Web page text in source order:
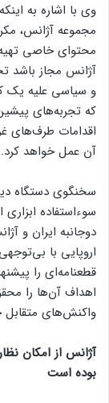
وی با اشاره به
مجموعه آژانس،
محتوای خاصی
آژانس مجاز باشد
و سیاسی علیه یک
که تجربه‌های
اقدامات طرف‌های
آن عمل خواهد کرد.
سخنگوی دستگاه
سوءاستفاده
اروپایی با
قطعنامه‌ای را
اهداف آن‌ها را
واکنش‌های متقابل
آژانس از امکان
بوده است